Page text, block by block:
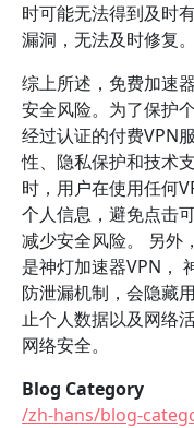
时可能无法得到及时
漏洞，无法及时修复。
综上所述，免费加速
安全风险。为了保护
经过认证的付费VPN
性、隐私保护和技术
时，用户在使用任何
个人信息，避免点击
减少安全风险。 另外
是神灯加速器VPN，
防泄漏机制，会隐藏
止个人数据以及网络
网络安全。
Blog Category
/zh-hans/blog-